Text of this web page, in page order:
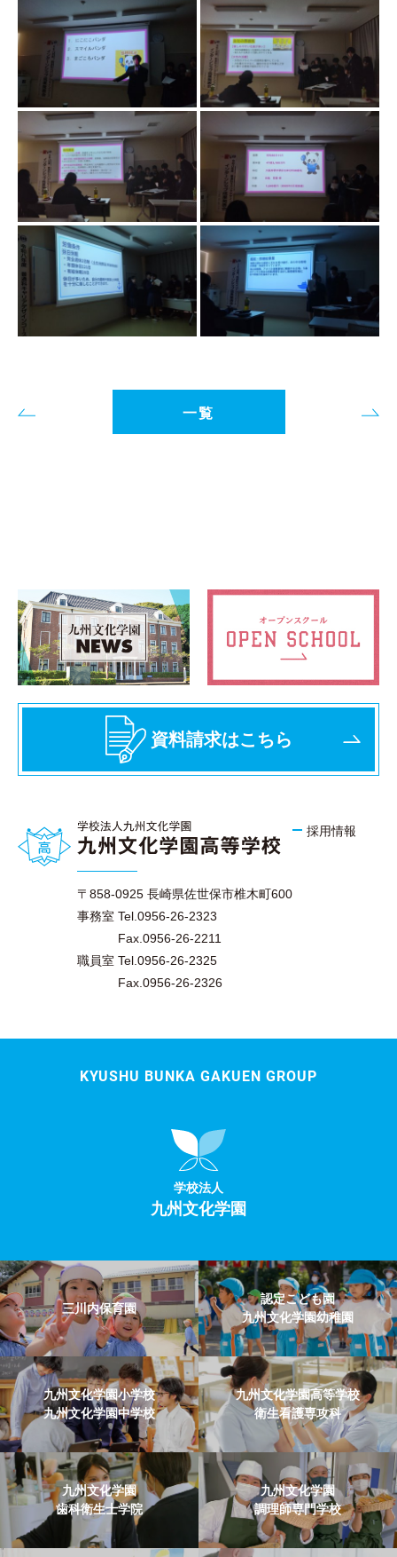
一覧
資料請求はこちら
〒858-0925 長崎県佐世保市椎木町600
事務室 Tel.0956-26-2323
Fax.0956-26-2211
職員室 Tel.0956-26-2325
Fax.0956-26-2326
採用情報
KYUSHU BUNKA GAKUEN GROUP
学校法人
九州文化学園
三川内保育園
認定こども園
九州文化学園幼稚園
九州文化学園小学校
九州文化学園中学校
九州文化学園高等学校
衛生看護専攻科
九州文化学園
歯科衛生士学院
九州文化学園
調理師専門学校